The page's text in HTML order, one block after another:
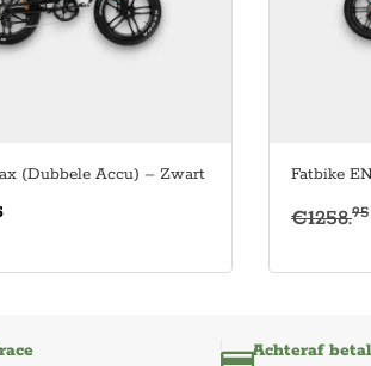
(Dubbele Accu) – Zwart Fatbike
€1258.95
Achteraf